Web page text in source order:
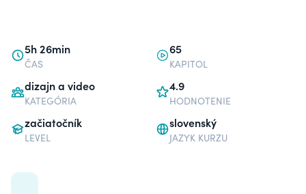
5h 26min
ČAS
65
KAPITOL
dizajn a video
KATEGÓRIA
4.9
HODNOTENIE
začiatočník
LEVEL
slovenský
JAZYK KURZU